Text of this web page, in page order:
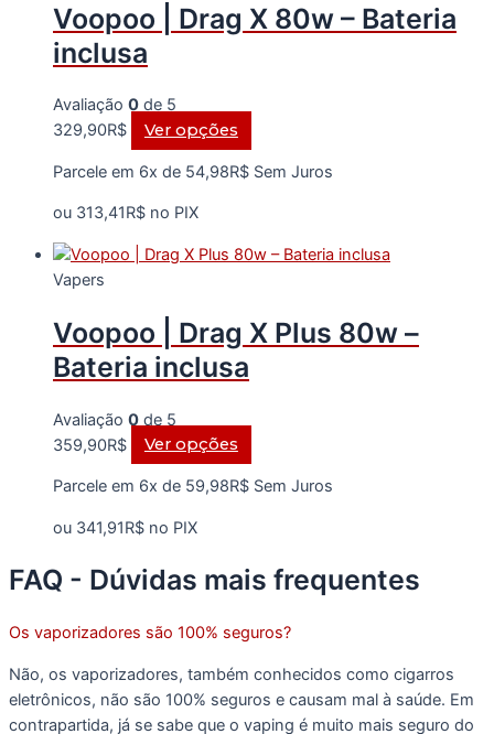
ser
Voopoo | Drag X 80w – Bateria
inclusa
Avaliação 0 de 5
329,90R$ Ver opções
produto
tem
As
ser
Parcele em 6x de 54,98R$ Sem Juros
ou 313,41R$ no PIX
Vapers
Voopoo | Drag X Plus 80w –
Bateria inclusa
Avaliação 0 de 5
359,90R$ Ver opções
produto
tem
As
opções
escolhidas
na
página
Parcele em 6x de 59,98R$ Sem Juros
ou 341,91R$ no PIX
FAQ - Dúvidas mais frequentes
Os vaporizadores são 100% seguros?
Não, os vaporizadores, também conhecidos como cigarros
eletrônicos, não são 100% seguros e causam mal à saúde. Em
contrapartida, já se sabe que o vaping é muito mais seguro do